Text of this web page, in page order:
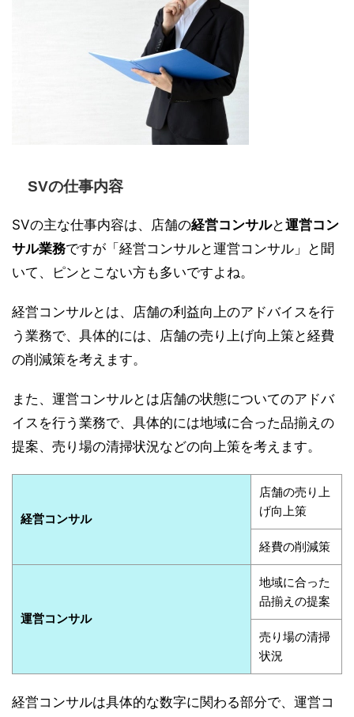
SVの仕事内容
SVの主な仕事内容は、店舗の経営コンサルと運営コン
サル業務ですが「経営コンサルと運営コンサル」と聞
いて、ピンとこない方も多いですよね。
経営コンサルとは、店舗の利益向上のアドバイスを行
う業務で、具体的には、店舗の売り上げ向上策と経費
の削減策を考えます。
また、運営コンサルとは店舗の状態についてのアドバ
イスを行う業務で、具体的には地域に合った品揃えの
提案、売り場の清掃状況などの向上策を考えます。
経営コンサル
店舗の売り上
げ向上策
経費の削減策
運営コンサル
地域に合った
品揃えの提案
売り場の清掃
状況
経営コンサルは具体的な数字に関わる部分で、運営コ